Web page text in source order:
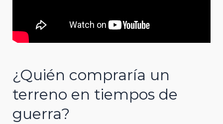
¿Quién compraría un
terreno en tiempos de
guerra?